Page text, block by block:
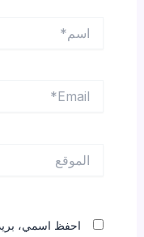
احفظ اسمي،